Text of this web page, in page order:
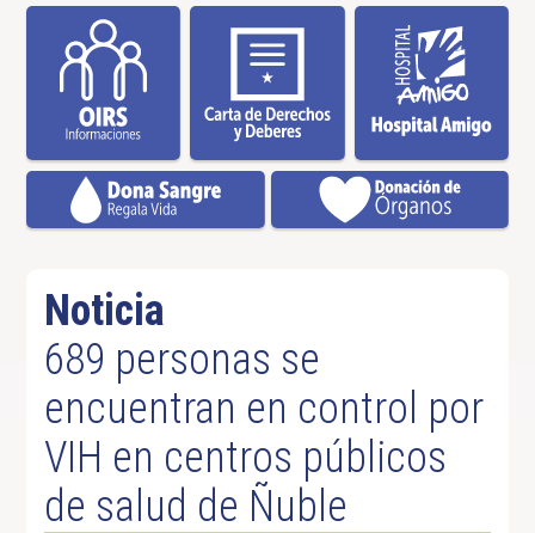
Noticia
689 personas se
encuentran en control por
VIH en centros públicos
de salud de Ñuble